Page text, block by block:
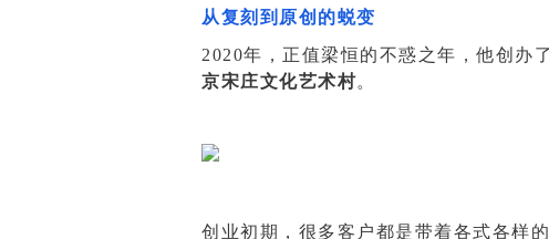
从复刻到原创的蜕变
2020年，正值梁恒的不惑之年，他创办
京宋庄文化艺术村。
创业初期，很多客户都是带着各式各样